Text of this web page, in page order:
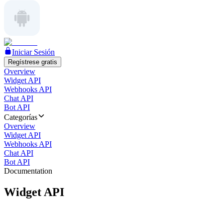
Iniciar Sesión
Regístrese gratis
Overview
Widget API
Webhooks API
Chat API
Bot API
Categorías
Overview
Widget API
Webhooks API
Chat API
Bot API
Documentation
Widget API